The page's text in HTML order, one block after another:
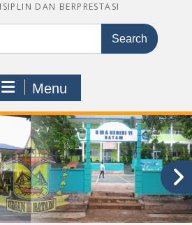
DAN BERPRESTASI
Menu